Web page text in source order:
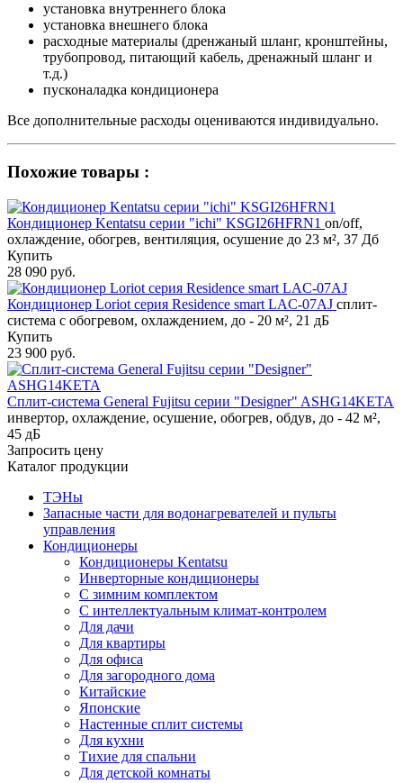
установка внутреннего блока
установка внешнего блока
расходные материалы (дренжаный шланг, кронштейны,
трубопровод, питающий кабель, дренажный шланг и
т.д.)
пусконаладка кондиционера
Все дополнительные расходы оцениваются индивидуально.
Похожие товары :
Кондиционер Kentatsu серии "ichi" KSGI26HFRN1 on/off,
охлаждение, обогрев, вентиляция, осушение до 23 м², 37 Дб
Купить
28 090 руб.
Кондиционер Loriot cерия Residence smart LAC-07AJ сплит-
система с обогревом, охлаждением, до - 20 м², 21 дБ
Купить
23 900 руб.
Сплит-система General Fujitsu серии "Designer" ASHG14KETA
инвертор, охлаждение, осушение, обогрев, обдув, до - 42 м²,
45 дБ
Запросить цену
Каталог продукции
ТЭНы
Запасные части для водонагревателей и пульты
управления
Кондиционеры
Кондиционеры Kentatsu
Инверторные кондиционеры
С зимним комплектом
С интеллектуальным климат-контролем
Для дачи
Для квартиры
Для офиса
Для загородного дома
Китайские
Японские
Настенные сплит системы
Для кухни
Тихие для спальни
Для детской комнаты